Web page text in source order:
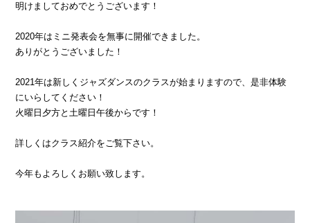
明けましておめでとうございます！
2020年はミニ発表会を無事に開催できました。
ありがとうございました！
2021年は新しくジャズダンスのクラスが始まりますので、是非体験
にいらしてください！
火曜日夕方と土曜日午後からです！
詳しくはクラス紹介をご覧下さい。
今年もよろしくお願い致します。